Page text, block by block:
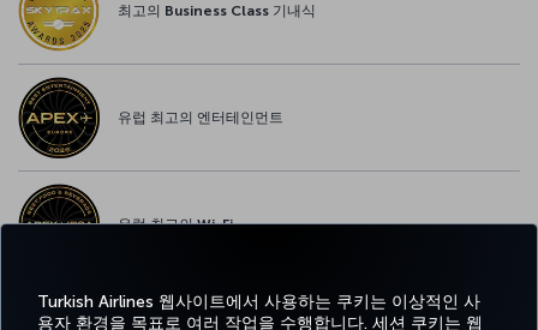
Turkish Airlines 웹사이트에서 사용하는 쿠키는 이상적인 사
용자 환경을 목표로 여러 작업을 수행합니다. 세션 쿠키는 웹
최고의 Business Class 기내식
유럽 최고의 엔터테인먼트
유럽 최고의 Wi-Fi